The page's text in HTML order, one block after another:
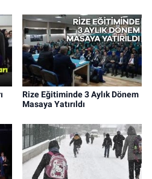
Rize Eğitiminde 3 Aylık Dönem
Masaya Yatırıldı